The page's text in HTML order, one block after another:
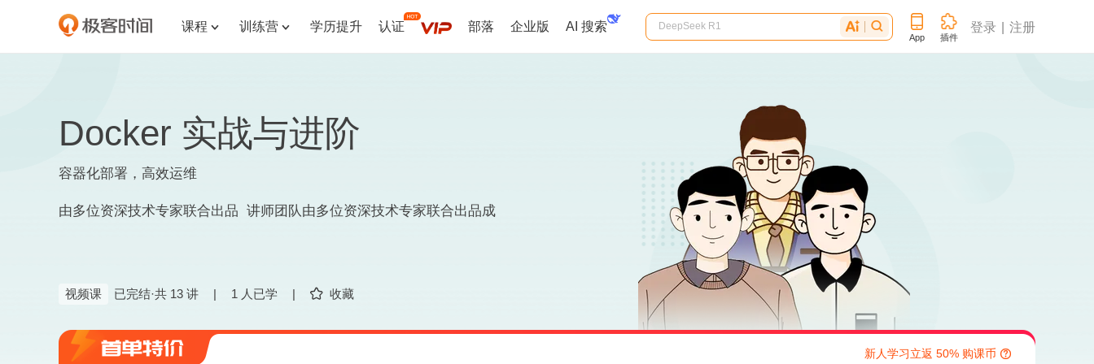
课程  训练营  学历提升 认证 部落 企业版 AI 搜索  
App 插件
登录 注册
Docker 实战与进阶
容器化部署，高效运维
由多位资深技术专家联合出品 讲师团队由多位资深技术专家联合出品成
视频课 已完结·共 13 讲 | 1 人已学 | 收藏
新人学习立返 50% 购课币 